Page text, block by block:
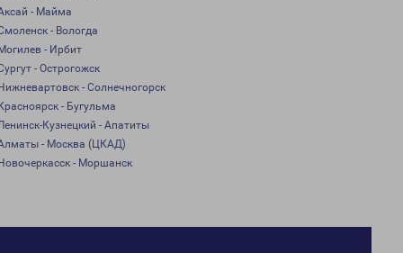
- Майма
- Вологда
- Ирбит
- Острогожск
- Солнечногорск
- Бугульма
Кузнецкий - Апатиты
- Москва (ЦКАД)
- Моршанск